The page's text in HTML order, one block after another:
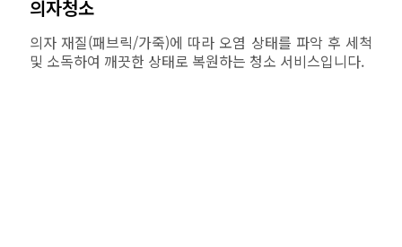
의자청소
의자 재질(패브릭/가죽)에 따라 오염 상태를 파악 후 세척
및 소독하여 깨끗한 상태로 복원하는 청소 서비스입니다.